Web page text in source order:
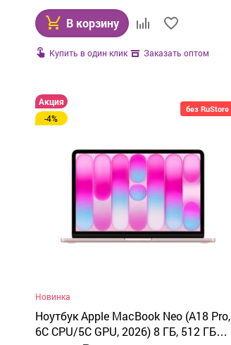
В корзину
Купить в один клик Заказать оптом
без RuStore
Акция
-4%
Новинка
Ноутбук Apple MacBook Neo (A18 Pro,
6C CPU/5C GPU, 2026) 8 ГБ, 512 ГБ